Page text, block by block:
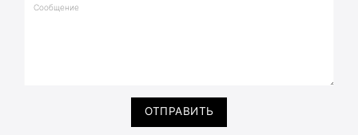
ОТПРАВИТЬ